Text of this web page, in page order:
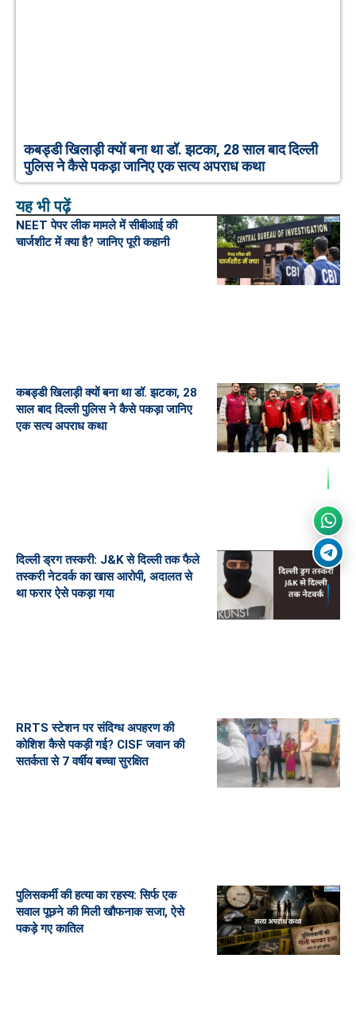
कबड्डी खिलाड़ी क्यों बना था डॉ. झटका, 28 साल बाद दिल्ली
पुलिस ने कैसे पकड़ा जानिए एक सत्य अपराध कथा
यह भी पढ़ें
NEET पेपर लीक मामले में सीबीआई की
चार्जशीट में क्या है? जानिए पूरी कहानी
कबड्डी खिलाड़ी क्यों बना था डॉ. झटका, 28
साल बाद दिल्ली पुलिस ने कैसे पकड़ा जानिए
एक सत्य अपराध कथा
दिल्ली ड्रग तस्करी: J&K से दिल्ली तक फैले
तस्करी नेटवर्क का खास आरोपी, अदालत से
था फरार ऐसे पकड़ा गया
RRTS स्टेशन पर संदिग्ध अपहरण की
कोशिश कैसे पकड़ी गई? CISF जवान की
सतर्कता से 7 वर्षीय बच्चा सुरक्षित
पुलिसकर्मी की हत्या का रहस्य: सिर्फ एक
सवाल पूछने की मिली खौफनाक सजा, ऐसे
पकड़े गए कातिल